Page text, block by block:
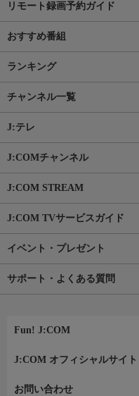
リモート録画予約ガイド
おすすめ番組
ランキング
チャンネル一覧
J:テレ
J:COMチャンネル
J:COM STREAM
J:COM TVサービスガイド
イベント・プレゼント
サポート・よくある質問
Fun! J:COM
J:COM オフィシャルサイト
お問い合わせ